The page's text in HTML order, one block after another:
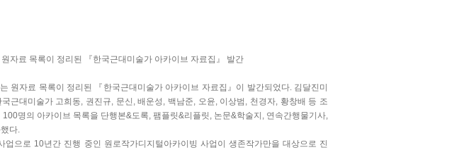
자료 목록이 정리된 『한국근대미술가 아카이브 자료집』 발간
원자료 목록이 정리된 『한국근대미술가 아카이브 자료집』이 발간되었다. 김달진미
근대미술가 고희동, 권진규, 문신, 배운성, 백남준, 오윤, 이상범, 천경자, 황창배 등 조
명의 아카이브 목록을 단행본&도록, 팸플릿&리플릿, 논문&학술지, 연속간행물기사,
다.
업으로 10년간 진행 중인 원로작가디지털아카이빙 사업이 생존작가만을 대상으로 진